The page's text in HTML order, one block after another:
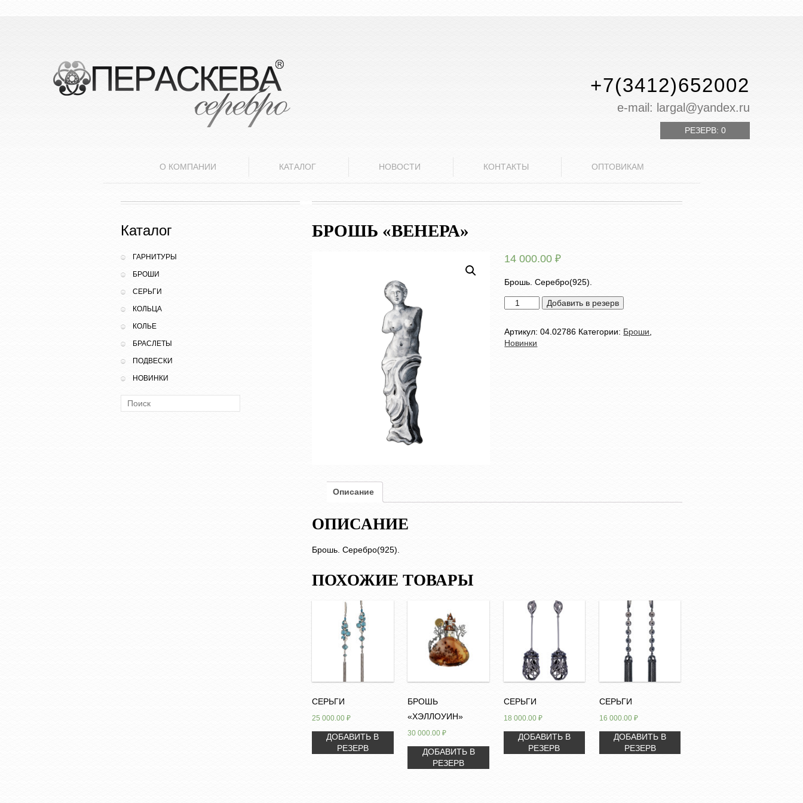
+7(3412)652002
е-mail: largal@yandex.ru
РЕЗЕРВ: 0
О КОМПАНИИ КАТАЛОГ НОВОСТИ КОНТАКТЫ ОПТОВИКАМ
Каталог
ГАРНИТУРЫ
БРОШИ
СЕРЬГИ
КОЛЬЦА
КОЛЬЕ
БРАСЛЕТЫ
ПОДВЕСКИ
НОВИНКИ
Поиск:
БРОШЬ «ВЕНЕРА»
14 000.00₽
Брошь. Серебро(925).
Количество
товара
"ВЕНЕРА"
Добавить в резерв
Артикул:04.02786 Категории: Броши
Новинки
Описание
ОПИСАНИЕ
Брошь. Серебро(925).
ПОХОЖИЕ ТОВАРЫ
СЕРЬГИ
25 000.00 ₽
ДОБАВИТЬ В
РЕЗЕРВ
БРОШЬ
«ХЭЛЛОУИН»
30 000.00₽
ДОБАВИТЬ В
РЕЗЕРВ
СЕРЬГИ
18 000.00 ₽
ДОБАВИТЬ В
РЕЗЕРВ
СЕРЬГИ
16 000.00 ₽
ДОБАВИТЬ В
РЕЗЕРВ